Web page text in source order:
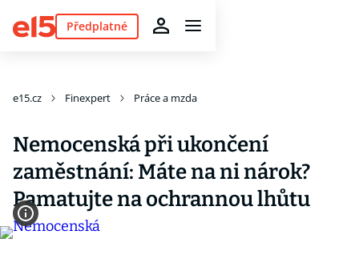
Předplatné
e15.cz Finexpert Práce a mzda
Nemocenská při ukončení
zaměstnání: Máte na ni nárok?
Pamatujte na ochrannou lhůtu